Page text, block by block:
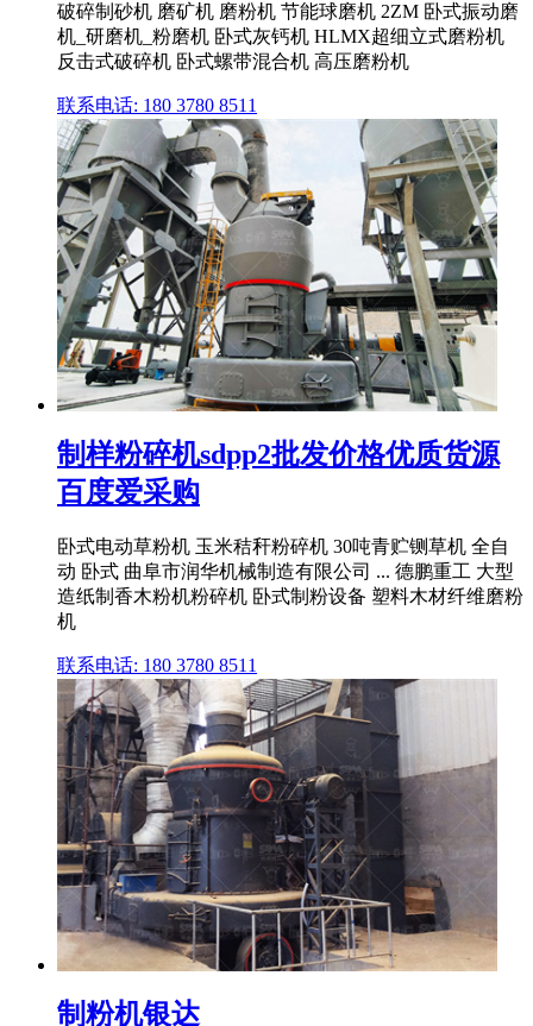
破碎制砂机 磨矿机 磨粉机 节能球磨机 2ZM 卧式振动磨
机_研磨机_粉磨机 卧式灰钙机 HLMX超细立式磨粉机
反击式破碎机 卧式螺带混合机 高压磨粉机
联系电话: 180 3780 8511
制样粉碎机sdpp2批发价格优质货源
百度爱采购
卧式电动草粉机 玉米秸秆粉碎机 30吨青贮铡草机 全自
动 卧式 曲阜市润华机械制造有限公司 ... 德鹏重工 大型
造纸制香木粉机粉碎机 卧式制粉设备 塑料木材纤维磨粉
机
联系电话: 180 3780 8511
制粉机银达